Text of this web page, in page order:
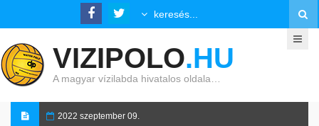
VIZIPOLO.HU
A magyar vízilabda hivatalos oldala…
2022 szeptember 09.